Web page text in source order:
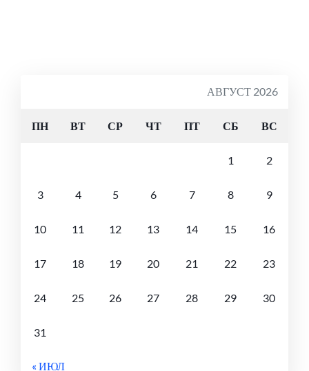
АВГУСТ 2026
ПН ВТ СР ЧТ ПТ СБ ВС
1 2
3 4 5 6 7 8 9
10 11 12 13 14 15 16
17 18 19 20 21 22 23
24 25 26 27 28 29 30
31
« ИЮЛ